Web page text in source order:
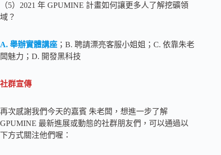
（5）2021 年 GPUMINE 計畫如何讓更多人了解挖礦領
域？
A. 舉辦實體講座 ；B. 聘請漂亮客服小姐姐；C. 依靠朱老
闆魅力；D. 開發黑科技
社群宣傳
再次感謝我們今天的嘉賓 朱老闆，想進一步了解
GPUMINE 最新進展或動態的社群朋友們，可以通過以
下方式關注他們喔：